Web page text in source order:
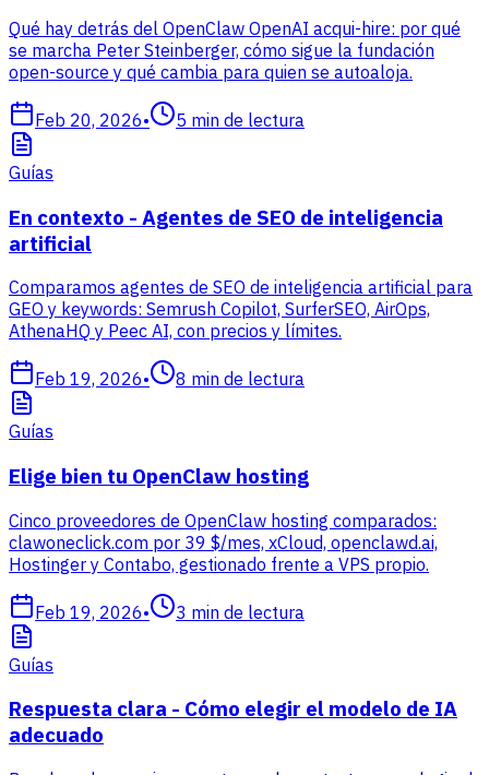
Qué hay detrás del OpenClaw OpenAI acqui-hire: por qué
se marcha Peter Steinberger, cómo sigue la fundación
open-source y qué cambia para quien se autoaloja.
Feb 20, 2026• 5 min de lectura
Guías
En contexto - Agentes de SEO de inteligencia
artificial
Comparamos agentes de SEO de inteligencia artificial para
GEO y keywords: Semrush Copilot, SurferSEO, AirOps,
AthenaHQ y Peec AI, con precios y límites.
Feb 19, 2026• 8 min de lectura
Guías
Elige bien tu OpenClaw hosting
Cinco proveedores de OpenClaw hosting comparados:
clawoneclick.com por 39 $/mes, xCloud, openclawd.ai,
Hostinger y Contabo, gestionado frente a VPS propio.
Feb 19, 2026• 3 min de lectura
Guías
Respuesta clara - Cómo elegir el modelo de IA
adecuado